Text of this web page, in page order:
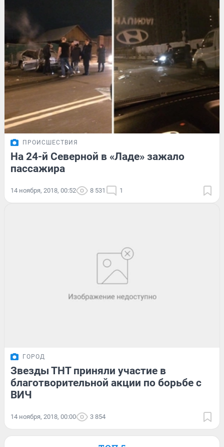
ПРОИСШЕСТВИЯ
На 24-й Северной в «Ладе» зажало
пассажира
14 ноября, 2018, 00:52 8 531 1
ГОРОД
Звезды ТНТ приняли участие в
благотворительной акции по борьбе с
ВИЧ
14 ноября, 2018, 00:00 3 854